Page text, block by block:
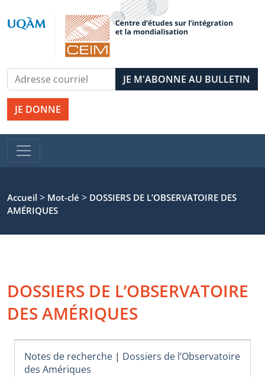
JE DONNE
Accueil > Mot-clé > DOSSIERS DE L’OBSERVATOIRE DES
AMÉRIQUES
DOSSIERS DE L’OBSERVATOIRE
DES AMÉRIQUES
Notes de recherche | Dossiers de l’Observatoire
des Amériques